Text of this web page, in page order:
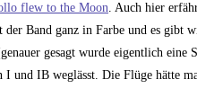
flew to the Moon. Auch hier
Band ganz in Farbe und es gibt
gesagt wurde eigentlich
I und IB weglässt. Die Flüge hätte